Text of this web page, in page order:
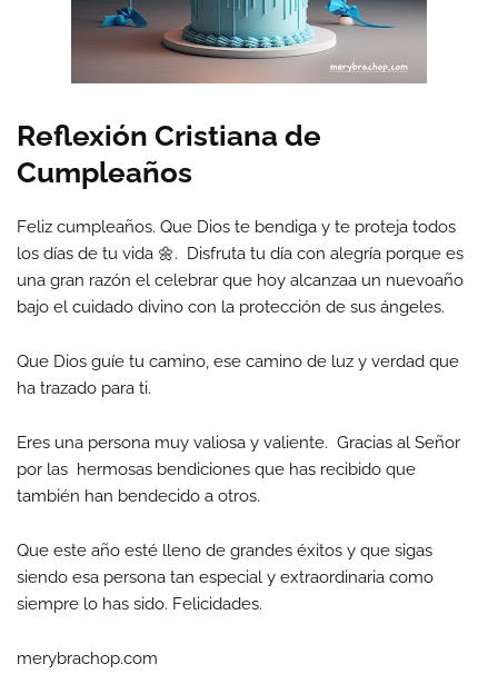
Reflexión Cristiana de
Cumpleaños
Feliz cumpleaños. Que Dios te bendiga y te proteja todos
los días de tu vida 🌼. Disfruta tu día con alegría porque es
una gran razón el celebrar que hoy alcanzaa un nuevoaño
bajo el cuidado divino con la protección de sus ángeles.
Que Dios guíe tu camino, ese camino de luz y verdad que
ha trazado para ti.
Eres una persona muy valiosa y valiente. Gracias al Señor
por las hermosas bendiciones que has recibido que
también han bendecido a otros.
Que este año esté lleno de grandes éxitos y que sigas
siendo esa persona tan especial y extraordinaria como
siempre lo has sido. Felicidades.
merybrachop.com